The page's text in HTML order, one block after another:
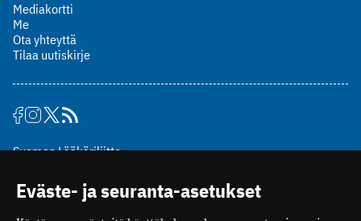
Mediakortti
Me
Ota yhteyttä
Tilaa uutiskirje
Suomen Lääkäriliitto
00510 Helsinki
puh. (09) 393 091
Eväste- ja seuranta-asetukset